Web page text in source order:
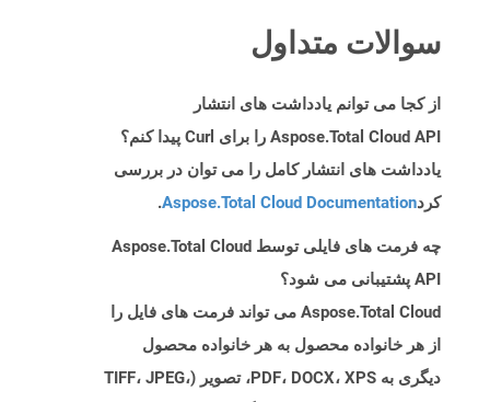
سوالات متداول
از کجا می توانم یادداشت های انتشار
Aspose.Total Cloud API را برای Curl پیدا کنم؟
یادداشت های انتشار کامل را می توان در بررسی
کردAspose.Total Cloud Documentation
.
چه فرمت های فایلی توسط Aspose.Total Cloud
API پشتیبانی می شود؟
Aspose.Total Cloud می تواند فرمت های فایل را
از هر خانواده محصول به هر خانواده محصول
دیگری به PDF، DOCX، XPS، تصویر (TIFF، JPEG،